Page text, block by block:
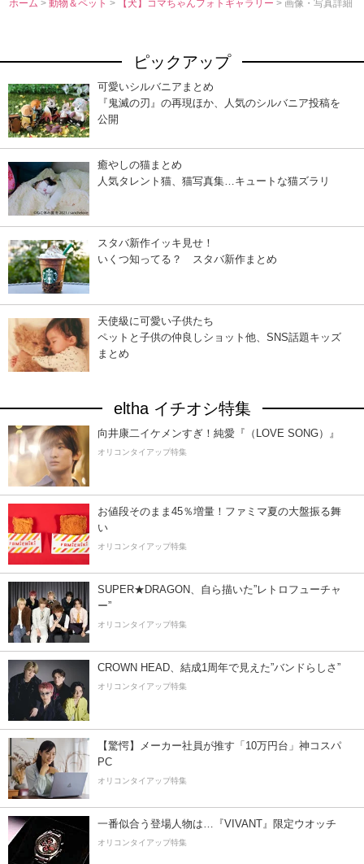
ホーム >動物＆ペット> 【犬】コマちゃんフォトギャラリー> 画像・写真詳細
ピックアップ
可愛いシルバニアまとめ
『鬼滅の刃』の再現ほか、人気のシルバニア投稿を
公開
癒やしの猫まとめ
人気タレント猫、猫写真集…キュートな猫ズラリ
スタバ新作イッキ見せ！
いくつ知ってる？ スタバ新作まとめ
天使級に可愛い子供たち
ペットと子供の仲良しショット他、SNS話題キッズ
まとめ
eltha イチオシ特集
向井康二イケメンすぎ！純愛『（LOVE SONG）』
オリコンタイアップ特集
お値段そのまま45％増量！ファミマ夏の大盤振る舞
い
オリコンタイアップ特集
SUPER★DRAGON、自ら描いた”レトロフューチャ
ー”
オリコンタイアップ特集
CROWN HEAD、結成1周年で見えた”バンドらしさ”
オリコンタイアップ特集
【驚愕】メーカー社員が推す「10万円台」神コスパ
PC
オリコンタイアップ特集
一番似合う登場人物は…『VIVANT』限定ウオッチ
オリコンタイアップ特集